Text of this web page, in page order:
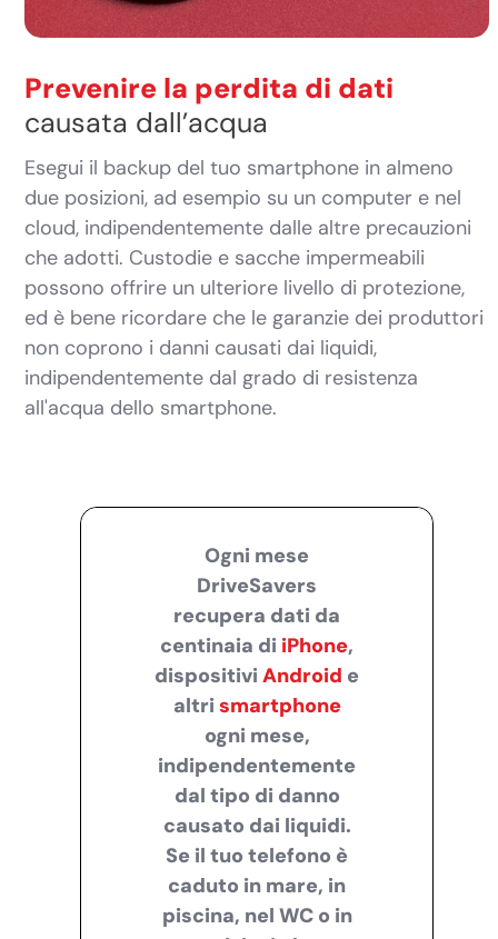
Prevenire la perdita di dati
causata dall’acqua
Esegui il backup del tuo smartphone in almeno
due posizioni, ad esempio su un computer e nel
cloud, indipendentemente dalle altre precauzioni
che adotti. Custodie e sacche impermeabili
possono offrire un ulteriore livello di protezione,
ed è bene ricordare che le garanzie dei produttori
non coprono i danni causati dai liquidi,
indipendentemente dal grado di resistenza
all'acqua dello smartphone.
Ogni mese
DriveSavers
recupera dati da
centinaia di iPhone,
dispositiviAndroid e
altri smartphone
ogni mese,
indipendentemente
dal tipo di danno
causato dai liquidi.
Se il tuo telefono è
caduto in mare, in
piscina, nel WC o in